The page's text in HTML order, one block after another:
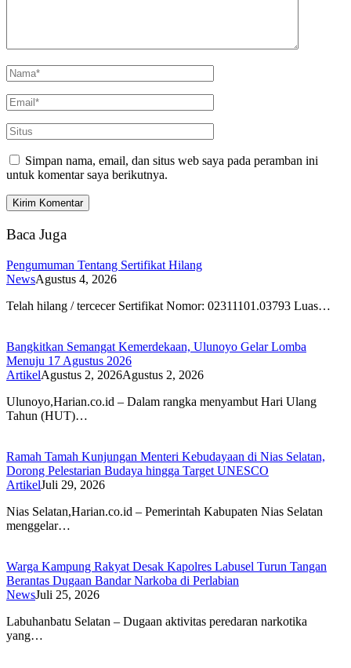
Simpan nama, email, dan situs web saya pada peramban ini
untuk komentar saya berikutnya.
Baca Juga
Pengumuman Tentang Sertifikat Hilang
NewsAgustus 4, 2026
Telah hilang / tercecer Sertifikat Nomor: 02311101.03793 Luas…
Bangkitkan Semangat Kemerdekaan, Ulunoyo Gelar Lomba
Menuju 17 Agustus 2026
ArtikelAgustus 2, 2026Agustus 2, 2026
Ulunoyo,Harian.co.id – Dalam rangka menyambut Hari Ulang
Tahun (HUT)…
Ramah Tamah Kunjungan Menteri Kebudayaan di Nias Selatan,
Dorong Pelestarian Budaya hingga Target UNESCO
ArtikelJuli 29, 2026
Nias Selatan,Harian.co.id – Pemerintah Kabupaten Nias Selatan
menggelar…
Warga Kampung Rakyat Desak Kapolres Labusel Turun Tangan
Berantas Dugaan Bandar Narkoba di Perlabian
NewsJuli 25, 2026
Labuhanbatu Selatan – Dugaan aktivitas peredaran narkotika
yang…